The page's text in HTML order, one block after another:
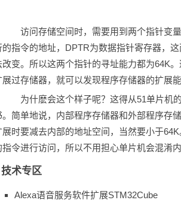
访问存储空间时，需要用到两个指针变量
的指令的地址，DPTR为数据指针寄存器，
改变。所以这两个指针的寻址能力都为64K
展过存储器，就可以发现程序存储器的扩展能
为什麽会这个样子呢？这得从51单片机的
。简单地说，内部程序存储器和外部程序存
展时要减去内部的地址空间，当然要小于
指令进行访问，所以不用担心单片机会混淆
技术专区
Alexa语音服务软件扩展STM32Cube